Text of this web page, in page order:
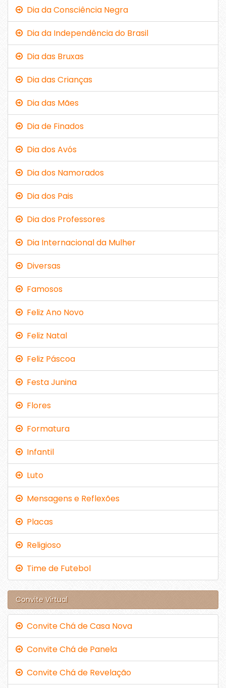
Dia da Consciência Negra
Dia da Independência do Brasil
Dia das Bruxas
Dia das Crianças
Dia das Mães
Dia de Finados
Dia dos Avós
Dia dos Namorados
Dia dos Pais
Dia dos Professores
Dia Internacional da Mulher
Diversas
Famosos
Feliz Ano Novo
Feliz Natal
Feliz Páscoa
Festa Junina
Flores
Formatura
Infantil
Luto
Mensagens e Reflexões
Placas
Religioso
Time de Futebol
Convite Virtual
Convite Chá de Casa Nova
Convite Chá de Panela
Convite Chá de Revelação